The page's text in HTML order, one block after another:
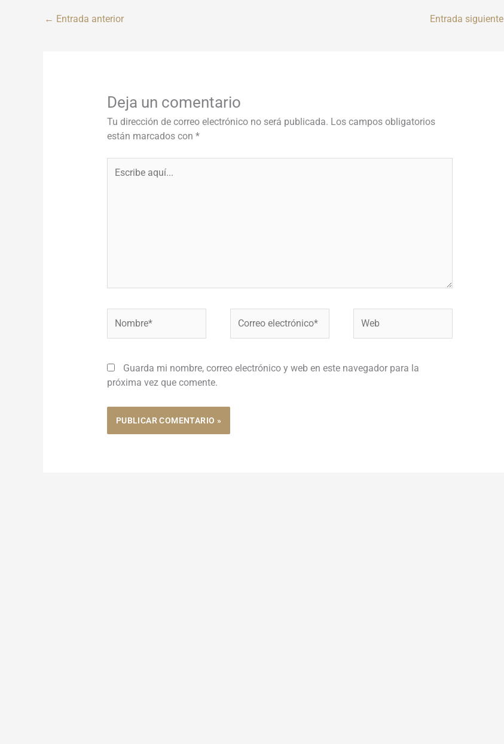
← Entrada anterior Entrada siguiente
Deja un comentario
Tu dirección de correo electrónico no será publicada. Los campos obligatorios
están marcados con *
aquí...
electrónico*
Guarda mi nombre, correo electrónico y web en este navegador para la
próxima vez que comente.